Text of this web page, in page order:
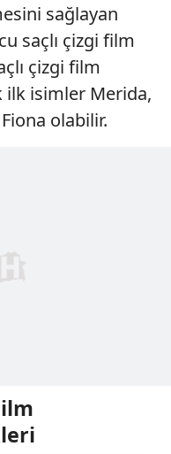
sağlayan
saçlı çizgi film
çizgi film
ilk isimler Merida,
olabilir.